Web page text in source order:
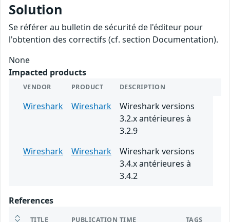
Solution
Se référer au bulletin de sécurité de l'éditeur pour
l'obtention des correctifs (cf. section Documentation).
None
Impacted products
VENDOR PRODUCT DESCRIPTION
Wireshark Wireshark
Wireshark versions
3.2.x antérieures à
3.2.9
Wireshark
Wireshark
Wireshark versions
3.4.x antérieures à
3.4.2
References
TITLE PUBLICATION TIME TAGS